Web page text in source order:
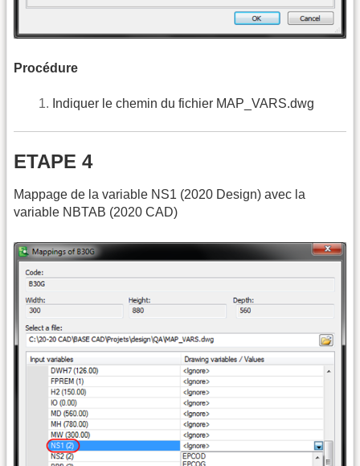
Procédure
Indiquer le chemin du fichier MAP_VARS.dwg
ETAPE 4
Mappage de la variable NS1 (2020 Design) avec la
variable NBTAB (2020 CAD)